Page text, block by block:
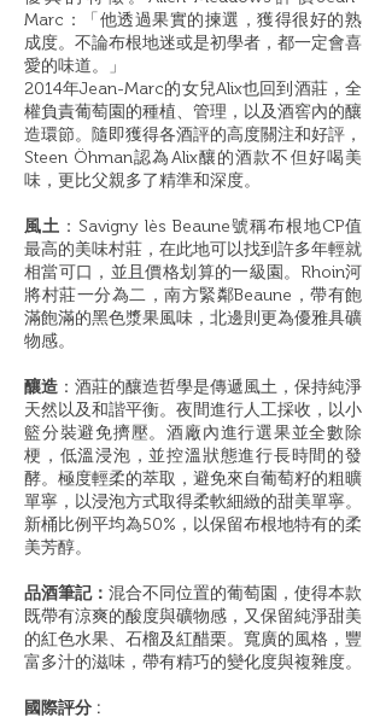
Marc：「他透過果實的揀選，獲得很好的熟
成度。不論布根地迷或是初學者，都一定會喜
愛的味道。」
2014年Jean-Marc的女兒Alix也回到酒莊，全
權負責葡萄園的種植、管理，以及酒窖內的釀
造環節。隨即獲得各酒評的高度關注和好評，
Steen Öhman認為Alix釀的酒款不但好喝美
味，更比父親多了精準和深度。
風土 ：Savigny lès Beaune號稱布根地CP值
最高的美味村莊，在此地可以找到許多年輕就
相當可口，並且價格划算的一級園。Rhoin河
將村莊一分為二，南方緊鄰Beaune，帶有飽
滿飽滿的黑色漿果風味，北邊則更為優雅具礦
物感。
釀造 ：酒莊的釀造哲學是傳遞風土，保持純淨
天然以及和諧平衡。夜間進行人工採收，以小
籃分裝避免擠壓。酒廠內進行選果並全數除
梗，低溫浸泡，並控溫狀態進行長時間的發
酵。極度輕柔的萃取，避免來自葡萄籽的粗曠
單寧，以浸泡方式取得柔軟細緻的甜美單寧。
新桶比例平均為50%，以保留布根地特有的柔
美芳醇。
品酒筆記： 混合不同位置的葡萄園，使得本款
既帶有涼爽的酸度與礦物感，又保留純淨甜美
的紅色水果、石榴及紅醋栗。寬廣的風格，豐
富多汁的滋味，帶有精巧的變化度與複雜度。
國際評分 :